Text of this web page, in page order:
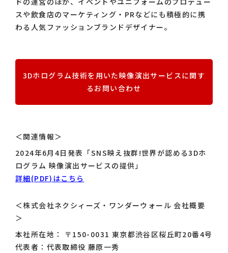
スや飲食店のマーケティング・PRなどにも積極的に携
わる人気ファッションブランドデザイナー。
3Dホログラム技術を用いた映像演出サービスに関す
るお問い合わせ
＜関連情報＞
2024年6月4日発表「SNS映え抜群!世界が認める3Dホ
ログラム 映像演出サービスの提供」
詳細(PDF)はこちら
＜株式会社ネクシィーズ・ワンダーウォール 会社概要
＞
本社所在地： 〒150-0031 東京都渋谷区桜丘町20番4号
代表者：代表取締役 藤原一秀